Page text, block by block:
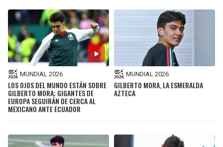
MUNDIAL 2026
LOS OJOS DEL MUNDO ESTÁN SOBRE
GILBERTO MORA; GIGANTES DE
EUROPA SEGUIRÁN DE CERCA AL
MEXICANO ANTE ECUADOR
MUNDIAL 2026
GILBERTO MORA, LA ESMERALDA
AZTECA